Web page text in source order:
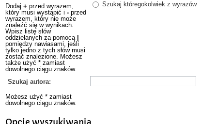
Dodaj + przed wyrazem,
który musi wystąpić i - przed
wyrazem, który nie może
znaleźć się w wynikach.
Wpisz listę słów
oddzielanych za pomocą
pomiędzy nawiasami, jeśli
tylko jedno z tych słów musi
zostać znalezione. Możesz
także użyć * zamiast
dowolnego ciągu znaków.
Szukaj któregokolwiek z wyrazów
Szukaj autora:
Możesz użyć * zamiast
dowolnego ciągu znaków.